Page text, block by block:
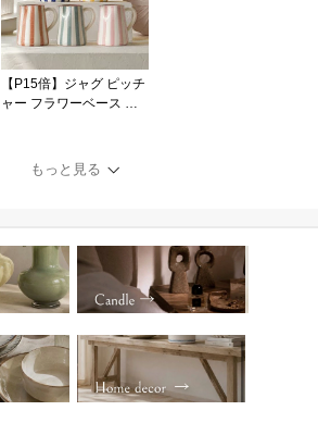
輸入食器 直輸入 インポ
ート 海外インテリア お
しゃれ かわいい モダン
オブジェ ディスプレイ
ギフト VALSA HOME
【P15倍】ジャグ ピッチ
ャー フラワーベース 花
柄 陶器 セラミック ブル
ー グリーン テラコッタ
直輸入 ハンドメイド ポ
ップ モダン
もっと見る